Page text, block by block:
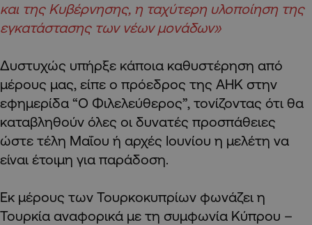
και της Κυβέρνησης, η ταχύτερη υλοποίηση της
εγκατάστασης των νέων μονάδων»
Δυστυχώς υπήρξε κάποια καθυστέρηση από
μέρους μας, είπε ο πρόεδρος της ΑΗΚ στην
εφημερίδα “Ο Φιλελεύθερος”, τονίζοντας ότι θα
καταβληθούν όλες οι δυνατές προσπάθειες
ώστε τέλη Μαΐου ή αρχές Ιουνίου η μελέτη να
είναι έτοιμη για παράδοση.
Εκ μέρους των Τουρκοκυπρίων φωνάζει η
Τουρκία αναφορικά με τη συμφωνία Κύπρου –